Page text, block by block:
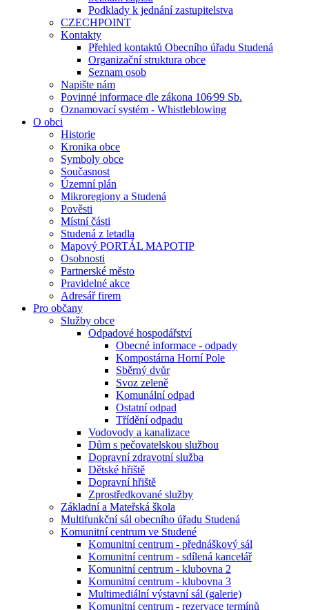
Podklady k jednání zastupitelstva
CZECHPOINT
Kontakty
Přehled kontaktů Obecního úřadu Studená
Organizační struktura obce
Seznam osob
Napište nám
Povinné informace dle zákona 106⁄99 Sb.
Oznamovací systém - Whistleblowing
O obci
Historie
Kronika obce
Symboly obce
Současnost
Územní plán
Mikroregiony a Studená
Pověsti
Místní části
Studená z letadla
Mapový PORTÁL MAPOTIP
Osobnosti
Partnerské město
Pravidelné akce
Adresář firem
Pro občany
Služby obce
Odpadové hospodářství
Obecné informace - odpady
Kompostárna Horní Pole
Sběrný dvůr
Svoz zeleně
Komunální odpad
Ostatní odpad
Třídění odpadu
Vodovody a kanalizace
Dům s pečovatelskou službou
Dopravní zdravotní služba
Dětské hřiště
Dopravní hřiště
Zprostředkované služby
Základní a Mateřská škola
Multifunkční sál obecního úřadu Studená
Komunitní centrum ve Studené
Komunitní centrum - přednáškový sál
Komunitní centrum - sdílená kancelář
Komunitní centrum - klubovna 2
Komunitní centrum - klubovna 3
Multimediální výstavní sál (galerie)
Komunitní centrum - rezervace termínů